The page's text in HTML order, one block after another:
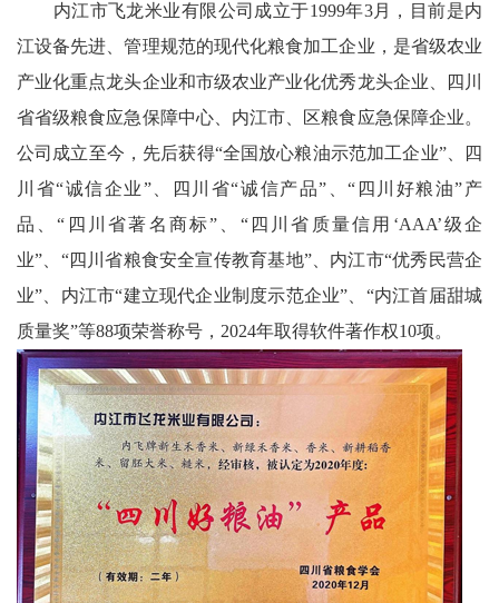
内江市飞龙米业有限公司成立于1999年3月，目前是内
江设备先进、管理规范的现代化粮食加工企业，是省级农业
产业化重点龙头企业和市级农业产业化优秀龙头企业、四川
省省级粮食应急保障中心、内江市、区粮食应急保障企业。
公司成立至今，先后获得“全国放心粮油示范加工企业”、四
川省“诚信企业”、四川省“诚信产品”、“四川好粮油”产
品、“四川省著名商标”、“四川省质量信用‘AAA’级企
业”、“四川省粮食安全宣传教育基地”、内江市“优秀民营企
业”、内江市“建立现代企业制度示范企业”、“内江首届甜城
质量奖”等88项荣誉称号，2024年取得软件著作权10项。